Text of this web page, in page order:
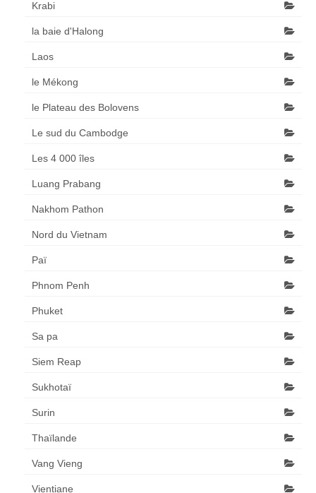
Krabi
la baie d'Halong
Laos
le Mékong
le Plateau des Bolovens
Le sud du Cambodge
Les 4 000 îles
Luang Prabang
Nakhom Pathon
Nord du Vietnam
Paï
Phnom Penh
Phuket
Sa pa
Siem Reap
Sukhotaï
Surin
Thaïlande
Vang Vieng
Vientiane